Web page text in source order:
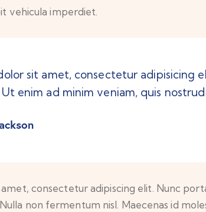
vehicula imperdiet.
sit amet, consectetur
enim ad minim veniam, quis
consectetur adipiscing elit. Nunc
non fermentum nisl. Maecenas id